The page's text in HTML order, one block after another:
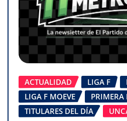
ACTUALIDAD LIGA F
LIGA F MOEVE
PRIMERA
TITULARES DEL DÍA